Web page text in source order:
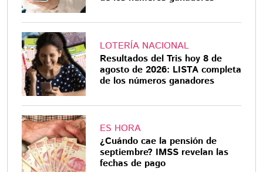
LOTERÍA NACIONAL
Resultados del Tris hoy 8 de
agosto de 2026: LISTA completa
de los números ganadores
ES HORA
¿Cuándo cae la pensión de
septiembre? IMSS revelan las
fechas de pago